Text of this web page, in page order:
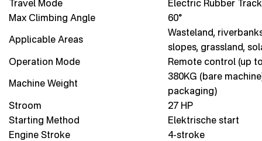
Travel Mode
Electric Rubber
Max Climbing Angle
60°
Applicable Areas
Wasteland,
slopes, grassland,
Operation Mode
Remote control (up
Machine Weight
380KG (bare
packaging)
Stroom
27 HP
Starting Method
Elektrische start
Engine Stroke
4-stroke